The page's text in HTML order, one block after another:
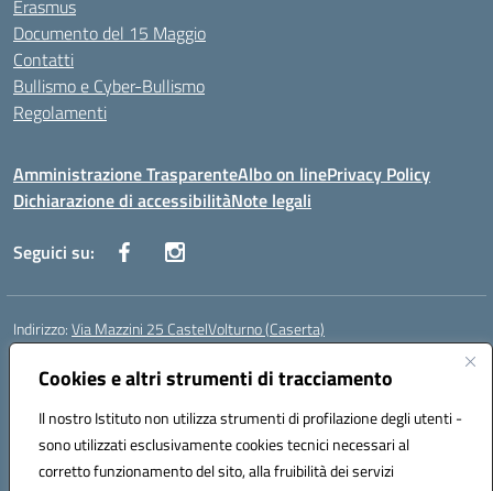
Cookies e altri strumenti di tracciamento
Il nostro Istituto non utilizza strumenti di profilazione degli utenti -
sono utilizzati esclusivamente cookies tecnici necessari al
corretto funzionamento del sito, alla fruibilità dei servizi
Erasmus
Documento del 15 Maggio
Contatti
Bullismo e Cyber-Bullismo
Regolamenti
Amministrazione TrasparenteAlbo on linePrivacy Policy
Dichiarazione di accessibilitàNote legali
Seguici su:
Indirizzo:Via Mazzini 25 CastelVolturno (Caserta)
Centralino:
Posta elettronica certificata (PEC):ceis014005@pec.istruzione.it
Codice fiscale: 93063510619
Codice meccanografico:CEIS014005
Codice Indice delle Pubbliche Amministrazioni (IPA): istsc_ceis014005
Codice unico di fatturazione (CUF): UOU8EW